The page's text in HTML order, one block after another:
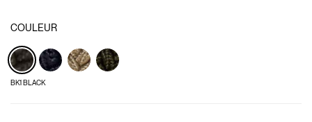
COULEUR
BK1 BLACK